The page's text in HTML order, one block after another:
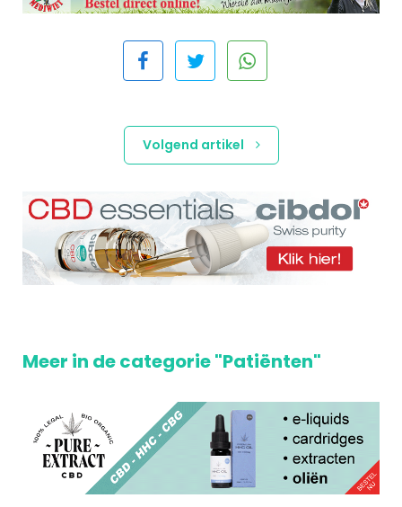
Volgend artikel
Meer in de categorie "Patiënten"